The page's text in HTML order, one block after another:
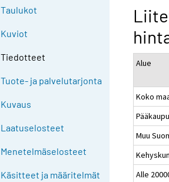
Taulukot
Kuviot
Tiedotteet
Tuote- ja palvelutarjonta
Kuvaus
Laatuselosteet
Menetelmäselosteet
Käsitteet ja määritelmät
Alue
Koko
Muu
Alle